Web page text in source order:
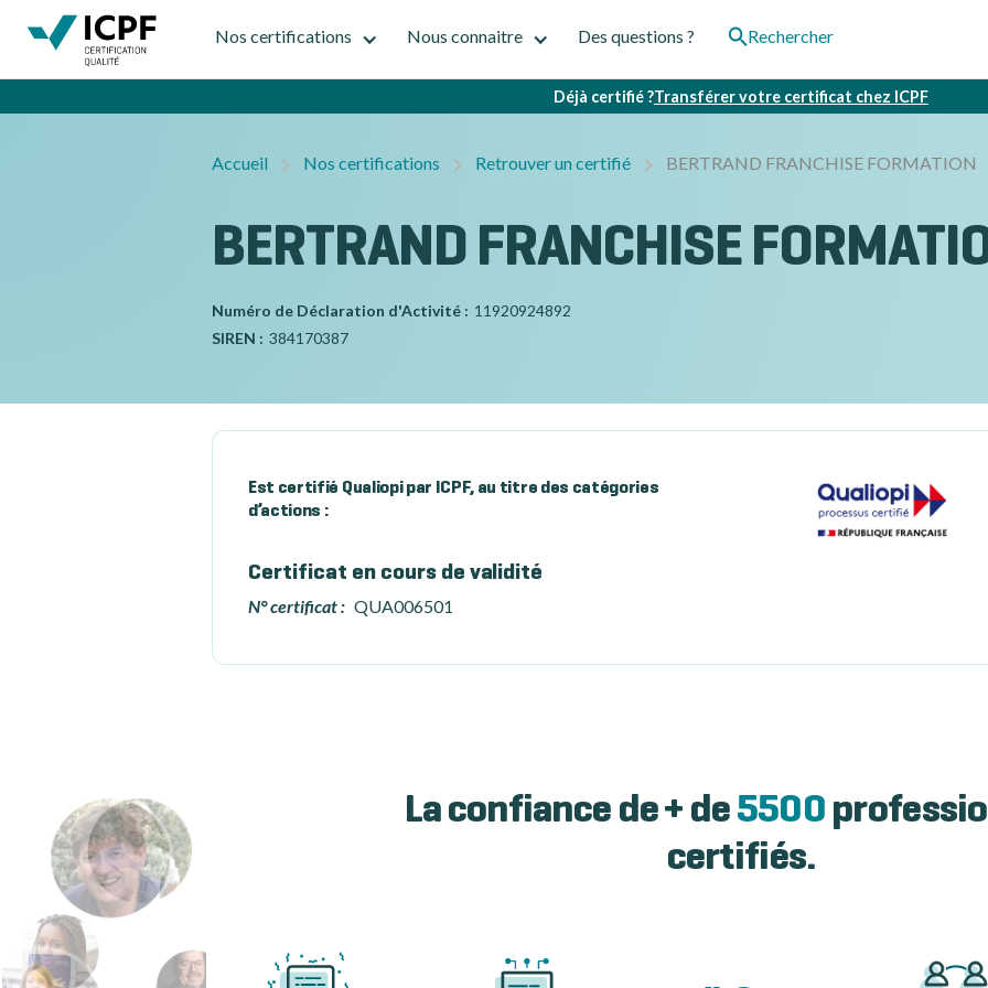
Nos certifications Nous connaitre Des questions ? Rechercher
Déjà certifié ?Transférer votre certificat chez ICPF
Accueil Nos certifications Retrouver un certifié BERTRAND FRANCHISE FORMATION
BERTRAND FRANCHISE
Numéro de Déclaration d'Activité : 11920924892
SIREN : 384170387
Est certifié Qualiopi par ICPF, au titre des catégories
d’actions :
Certificat en cours de validité
N° certificat : QUA006501
La confiance de + de 5500
certifiés.